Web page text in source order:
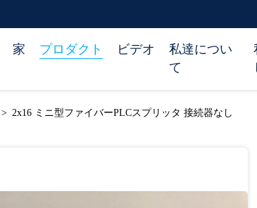
家 プロダクト ビデオ
私達につい
て
> 2x16 ミニ型ファイバーPLCスプリッタ 接続器なし